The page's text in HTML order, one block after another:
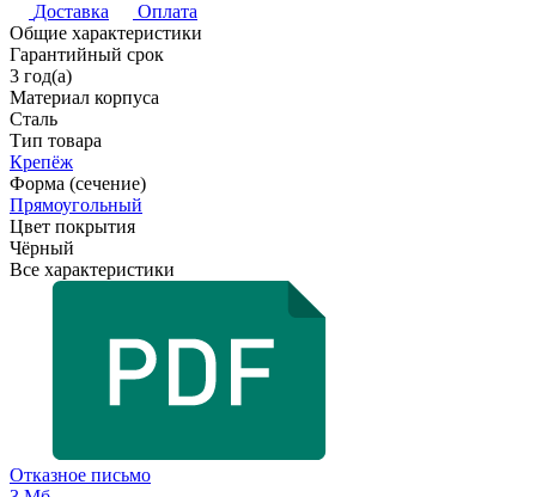
Доставка
Оплата
Общие характеристики
Гарантийный срок
3 год(а)
Материал корпуса
Сталь
Тип товара
Крепёж
Форма (сечение)
Прямоугольный
Цвет покрытия
Чёрный
Все характеристики
Отказное письмо